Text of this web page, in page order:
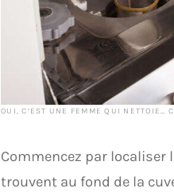
OUI, C’EST UNE FEMME QUI NETTOIE…
Commencez par localiser
trouvent au fond de la